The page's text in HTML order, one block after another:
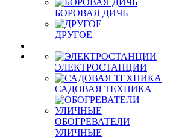
БОРОВАЯ ДИЧЬ
ДРУГОЕ
ЭЛЕКТРОСТАНЦИИ
САДОВАЯ ТЕХНИКА
ОБОГРЕВАТЕЛИ
УЛИЧНЫЕ